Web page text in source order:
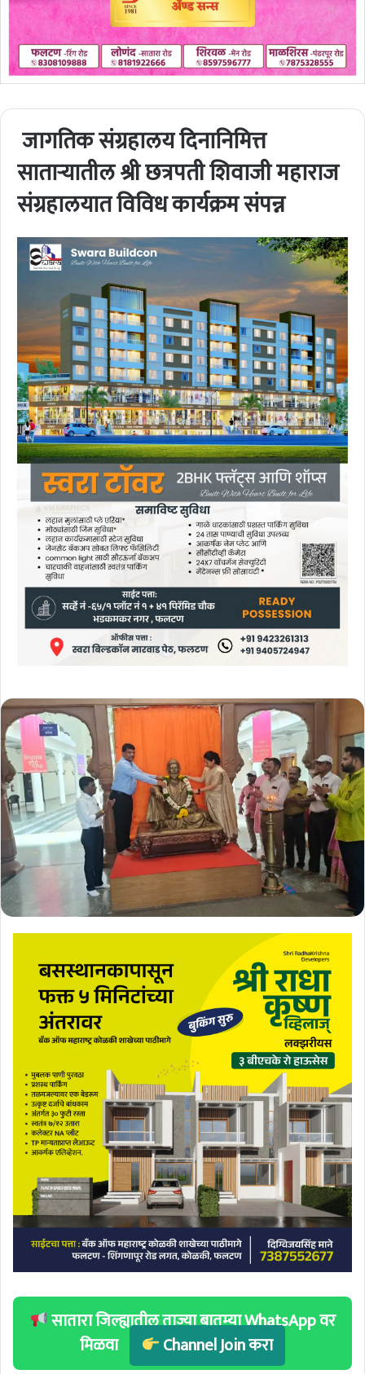
जागतिक संग्रहालय दिनानिमित्त
साताऱ्यातील श्री छत्रपती शिवाजी महाराज
संग्रहालयात विविध कार्यक्रम संपन्न
सातारा जिल्ह्यातील ताज्या बातम्या WhatsApp वर
मिळवा
Channel Join करा